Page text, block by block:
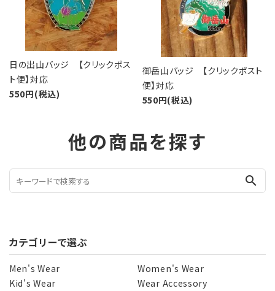
日の出山バッジ 【クリックポス
ト便】対応
550円(税込)
御岳山バッジ 【クリックポスト
便】対応
550円(税込)
他の商品を探す
search
カテゴリーで選ぶ
Men's Wear
Women's Wear
Kid's Wear
Wear Accessory